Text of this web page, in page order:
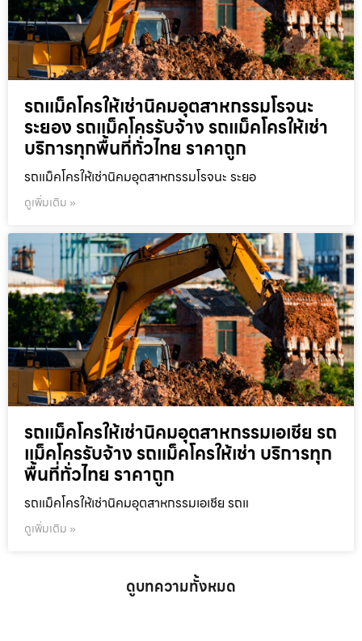
รถแม็คโครให้เช่านิคมอุตสาหกรรมโรจนะ
ระยอง รถแม็คโครรับจ้าง รถแม็คโครให้เช่า
บริการทุกพื้นที่ทั่วไทย ราคาถูก
รถแม็คโครให้เช่านิคมอุตสาหกรรมโรจนะ ระยอ
ดูเพิ่มเติม »
รถแม็คโครให้เช่านิคมอุตสาหกรรมเอเชีย รถ
แม็คโครรับจ้าง รถแม็คโครให้เช่า บริการทุก
พื้นที่ทั่วไทย ราคาถูก
รถแม็คโครให้เช่านิคมอุตสาหกรรมเอเชีย รถแ
ดูเพิ่มเติม »
ดูบทความทั้งหมด